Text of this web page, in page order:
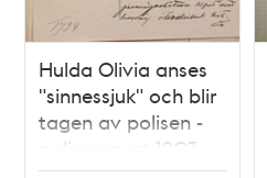
Hulda Olivia anses
"sinnessjuk" och blir
tagen av polisen -
polisrapport 1903